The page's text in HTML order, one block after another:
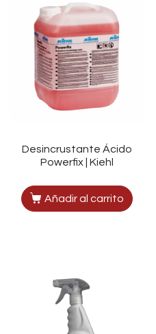
Desincrustante Ácido
Powerfix | Kiehl
Añadir al carrito